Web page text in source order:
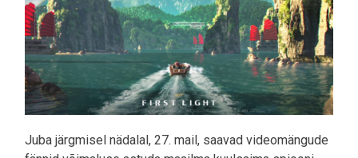
Juba järgmisel nädalal, 27. mail, saavad videomängude